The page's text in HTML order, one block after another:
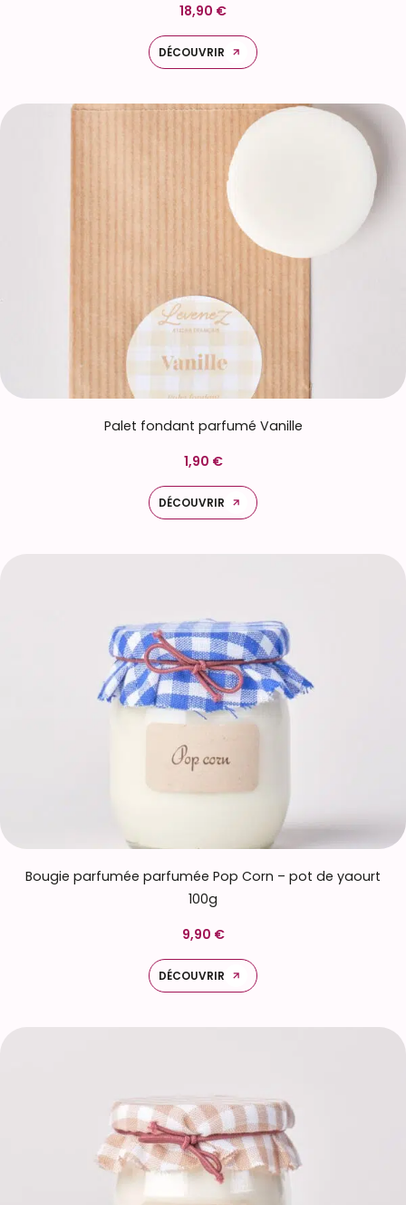
18,90 €
DÉCOUVRIR
Palet fondant parfumé Vanille
1,90 €
DÉCOUVRIR
Bougie parfumée parfumée Pop Corn – pot de yaourt
100g
9,90 €
DÉCOUVRIR